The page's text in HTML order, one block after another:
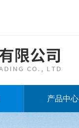
产品中心